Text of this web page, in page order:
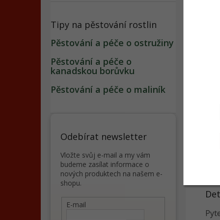
Tipy na pěstování rostlin
Pěstování a péče o ostružiny
Pěstování a péče o
kanadskou borůvku
Pěstování a péče o maliník
Odebírat newsletter
Vložte svůj e-mail a my vám
budeme zasílat informace o
nových produktech na našem e-
shopu.
E-mail